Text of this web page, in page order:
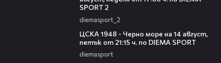
SPORT 2
diemasport_2
ЦСКА 1948 - Черно море на 14 август,
петък от 21:15 ч. по DIEMA SPORT
diemasport